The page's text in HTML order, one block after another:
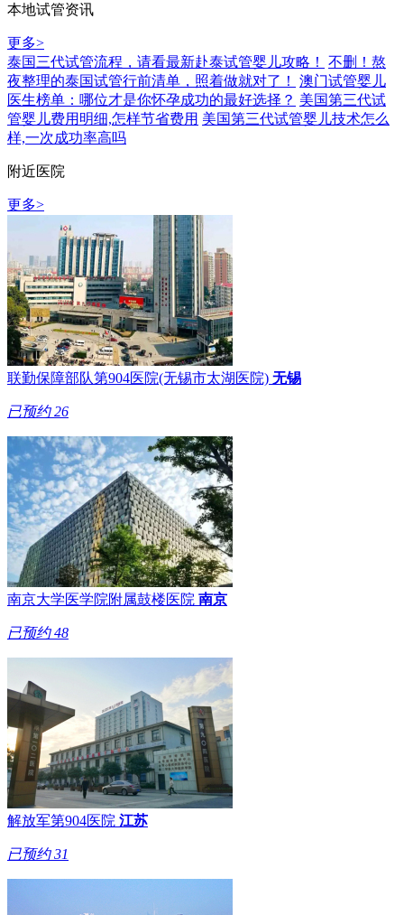
本地试管资讯
更多>
泰国三代试管流程，请看最新赴泰试管婴儿攻略！
不删！熬
夜整理的泰国试管行前清单，照着做就对了！
澳门试管婴儿
医生榜单：哪位才是你怀孕成功的最好选择？ 美国第三代试
管婴儿费用明细,怎样节省费用 美国第三代试管婴儿技术怎么
样,一次成功率高吗
附近医院
更多>
联勤保障部队第904医院(无锡市太湖医院) 无锡
已预约 26
南京大学医学院附属鼓楼医院 南京
已预约 48
解放军第904医院 江苏
已预约 31